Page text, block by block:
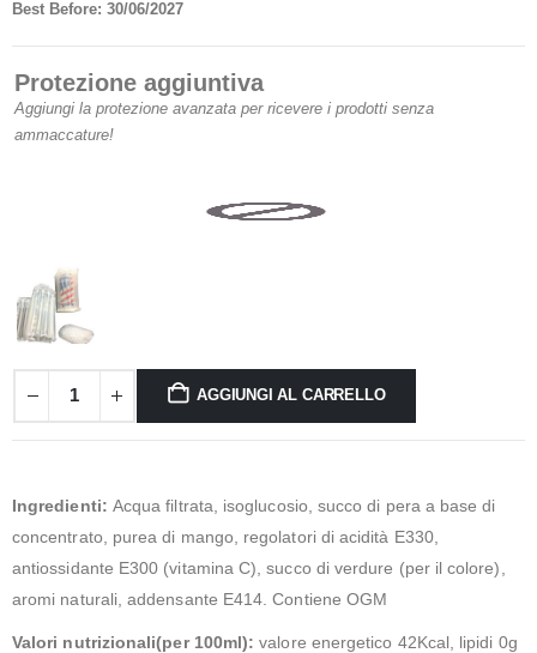
Best Before: 30/06/2027
Protezione aggiuntiva
Aggiungi la protezione avanzata per ricevere i prodotti senza
ammaccature!
AGGIUNGI AL CARRELLO
Ingredienti: Acqua filtrata, isoglucosio, succo di pera a base di
concentrato, purea di mango, regolatori di acidità E330,
antiossidante E300 (vitamina C), succo di verdure (per il colore),
aromi naturali, addensante E414. Contiene OGM
Valori nutrizionali(per 100ml): valore energetico 42Kcal, lipidi 0g